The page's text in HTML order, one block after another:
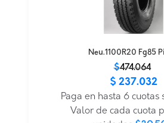
Neu.1100R20 Fg85
$474.064
original
actual
$ 237.032
Paga en hasta 6 cuotas
Valor de cada cuota